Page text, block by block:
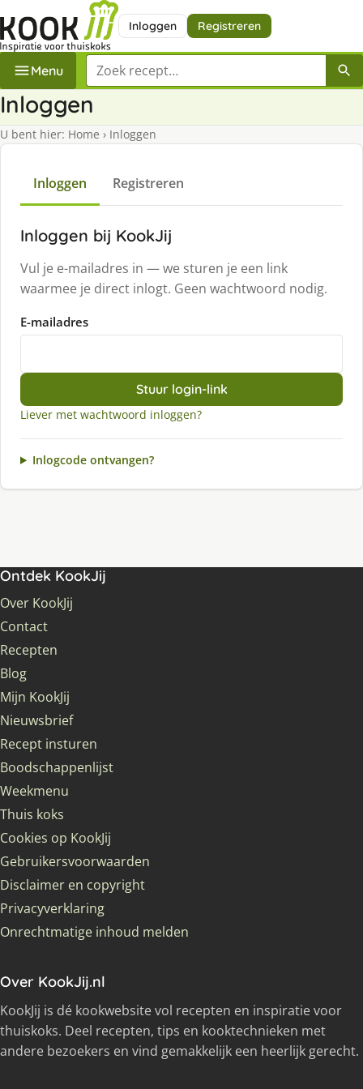
Inloggen Registreren
Menu Zoek een recept
Inloggen
U bent hier: Home › Inloggen
Inloggen Registreren
Inloggen bij KookJij
Vul je e-mailadres in — we sturen je een link
waarmee je direct inlogt. Geen wachtwoord nodig.
E-mailadres
Stuur login-link
Liever met wachtwoord inloggen?
Inlogcode ontvangen?
Ontdek KookJij
Over KookJij
Contact
Recepten
Blog
Mijn KookJij
Nieuwsbrief
Recept insturen
Boodschappenlijst
Weekmenu
Thuis koks
Cookies op KookJij
Gebruikersvoorwaarden
Disclaimer en copyright
Privacyverklaring
Onrechtmatige inhoud melden
Over KookJij.nl
KookJij is dé kookwebsite vol recepten en inspiratie voor
thuiskoks. Deel recepten, tips en kooktechnieken met
andere bezoekers en vind gemakkelijk een heerlijk gerecht.